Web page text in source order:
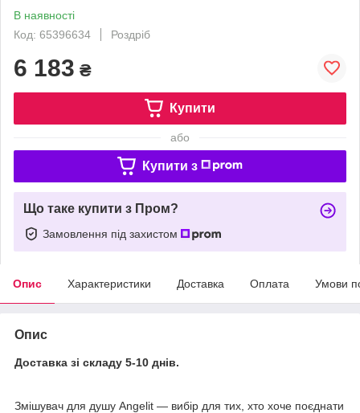
В наявності
Код: 65396634
Роздріб
6 183 ₴
Купити
або
Купити з
Що таке купити з Пром?
Замовлення під захистом
Опис Характеристики Доставка Оплата Умови
Опис
Доставка зі складу 5-10 днів.
Змішувач для душу Angelit — вибір для тих, хто хоче поєднати